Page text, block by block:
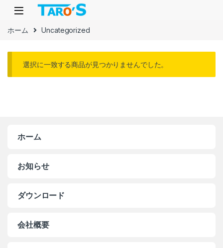
Skip to navigation
Skip to content
ホーム Uncategorized
選択に一致する商品が見つかりませんでした。
ホーム
お知らせ
ダウンロード
会社概要